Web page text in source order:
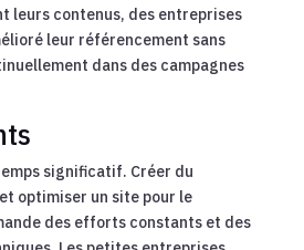
leurs contenus, des entreprises
leur référencement sans
dans des campagnes
significatif. Créer du
optimiser un site pour le
des efforts constants et des